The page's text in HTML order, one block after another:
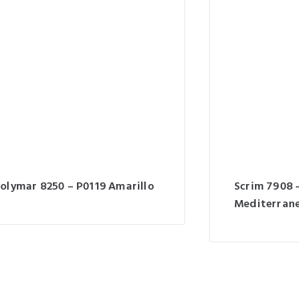
8250 – P0119 Amarillo
Scrim 7908